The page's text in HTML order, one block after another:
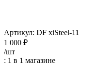
Артикул: DF xiSteel-11
1 000 ₽
/шт
: 1 в 1 магазине